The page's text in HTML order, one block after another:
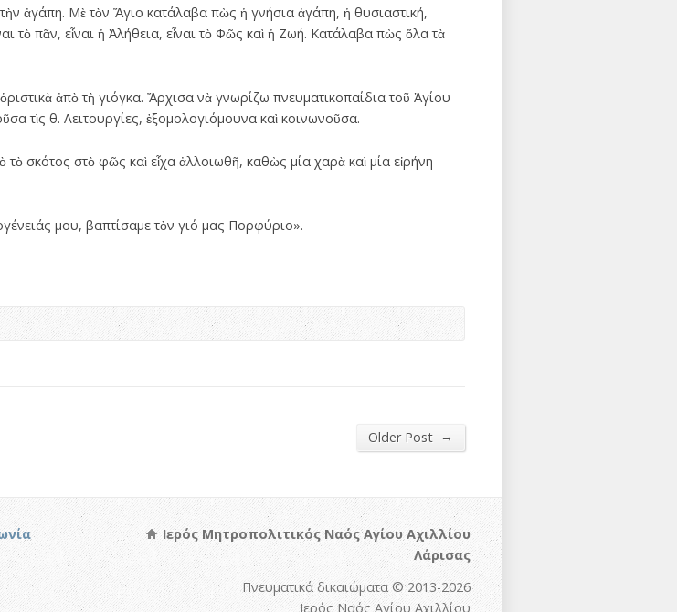
ἀγάπη. Μὲ τὸν Ἅγιο κατάλαβα πὼς ἡ γνήσια ἀγάπη, ἡ θυσιαστική,
τὸ πᾶν, εἶναι ἡ Ἀλήθεια, εἶναι τὸ Φῶς καὶ ἡ Ζωή. Κατάλαβα πὼς ὅλα τὰ
ἀπὸ τὴ γιόγκα. Ἄρχισα νὰ γνωρίζω πνευματικοπαίδια τοῦ Ἁγίου
τὶς θ. Λειτουργίες, ἐξομολογιόμουνα καὶ κοινωνοῦσα.
σκότος στὸ φῶς καὶ εἶχα ἀλλοιωθῆ, καθὼς μία χαρὰ καὶ μία εἰρήνη
μου, βαπτίσαμε τὸν γιό μας Πορφύριο».
Older Post →
Ιερός Μητροπολιτικός Ναός Αγίου Αχιλλίου
Λάρισας
Πνευματικά δικαιώματα © 2013-2026
Ιερός Ναός Αγίου Αχιλλίου